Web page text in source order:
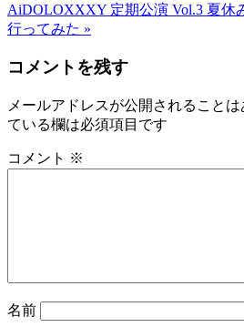
AiDOLOXXXY 定期公演 Vol.3 夏休
行ってみた »
コメントを残す
メールアドレスが公開されることは
ている欄は必須項目です
コメント ※
名前